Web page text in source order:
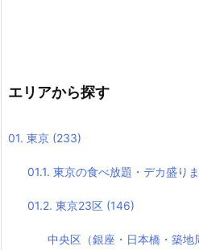
エリアから探す
01. 東京 (233)
01.1. 東京の食べ放題・デカ盛り
01.2. 東京23区 (146)
中央区（銀座・日本橋・築地